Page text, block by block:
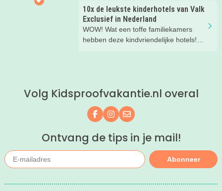
ontspannen met een lekkere lunch op
het strand en een duik in zee. Heerlijk!
10x de leukste kinderhotels van Valk
Exclusief in Nederland
WOW! Wat een toffe familiekamers
hebben deze kindvriendelijke hotels!
kind(eren).
Volg Kidsproofvakantie.nl overal
Volg ons op Facebook
Volg ons op Instagram
Mail ons
Ontvang de tips in je mail!
Abonneer